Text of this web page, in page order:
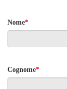
Nome*
Cognome*